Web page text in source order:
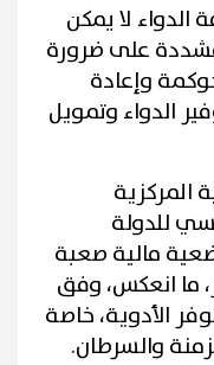
الدواء لا يمكن
مشددة على ضرورة
وإعادة
الدواء وتمويل
المركزية
للدولة
مالية صعبة
ما انعكس، وفق
الأدوية، خاصة
والسرطان.